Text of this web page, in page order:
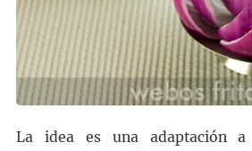
La idea es una adaptación